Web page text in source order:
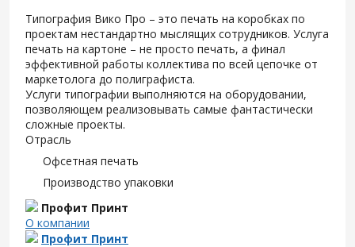
Типография Вико Про – это печать на коробках по
проектам нестандартно мыслящих сотрудников. Услуга
печать на картоне – не просто печать, а финал
эффективной работы коллектива по всей цепочке от
маркетолога до полиграфиста.
Услуги типографии выполняются на оборудовании,
позволяющем реализовывать самые фантастически
сложные проекты.
Отрасль
Офсетная печать
Производство упаковки
Профит Принт
О компании
Профит Принт